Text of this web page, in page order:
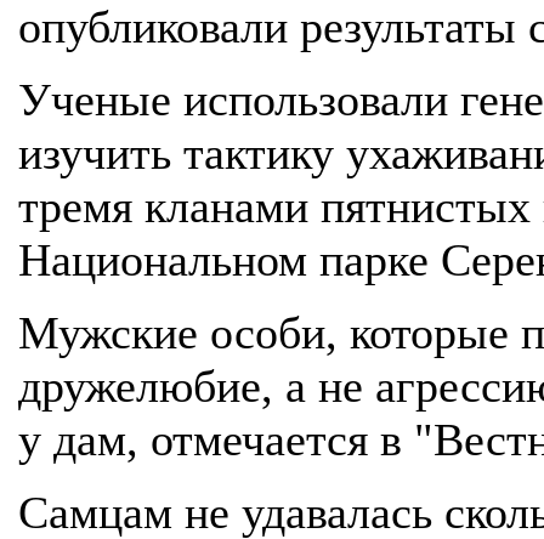
опубликовали результаты
Ученые использовали
изучить тактику
тремя кланами
Национальном парке
Мужские особи, которые
дружелюбие, а не
у дам, отмечается в
Самцам не удавалась